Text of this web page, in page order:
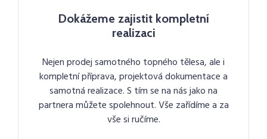
Dokážeme zajistit kompletní
realizaci
Nejen prodej samotného topného tělesa, ale i
kompletní příprava, projektová dokumentace a
samotná realizace. S tím se na nás jako na
partnera můžete spolehnout. Vše zařídíme a za
vše si ručíme.